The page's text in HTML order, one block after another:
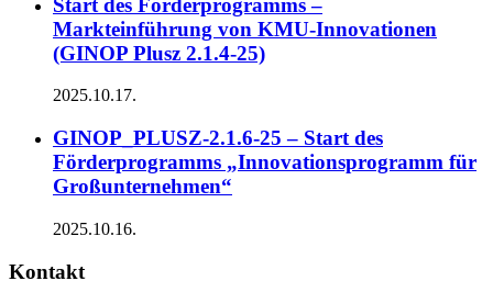
Markteinführung von KMU-Innovationen
(GINOP Plusz 2.1.4-25)
2025.10.17.
GINOP_PLUSZ-2.1.6-25 – Start des
Förderprogramms „Innovationsprogramm für
Großunternehmen“
2025.10.16.
Kontakt